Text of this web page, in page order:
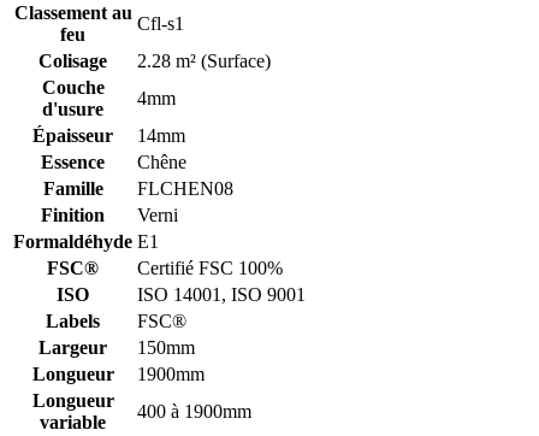
Classement au
feu
Cfl-s1
Colisage
2.28 m² (Surface)
Couche
d'usure
4mm
Épaisseur
14mm
Essence
Chêne
Famille
FLCHEN08
Finition
Verni
Formaldéhyde E1
FSC®
Certifié FSC 100%
ISO
ISO 14001, ISO 9001
Labels
FSC®
Largeur
150mm
Longueur
1900mm
Longueur
variable
400 à 1900mm